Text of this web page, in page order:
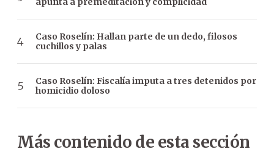
Caso Roselín: Hallan parte de un dedo, filosos
cuchillos y palas
Caso Roselín: Fiscalía imputa a tres detenidos por
homicidio doloso
Más contenido de esta sección